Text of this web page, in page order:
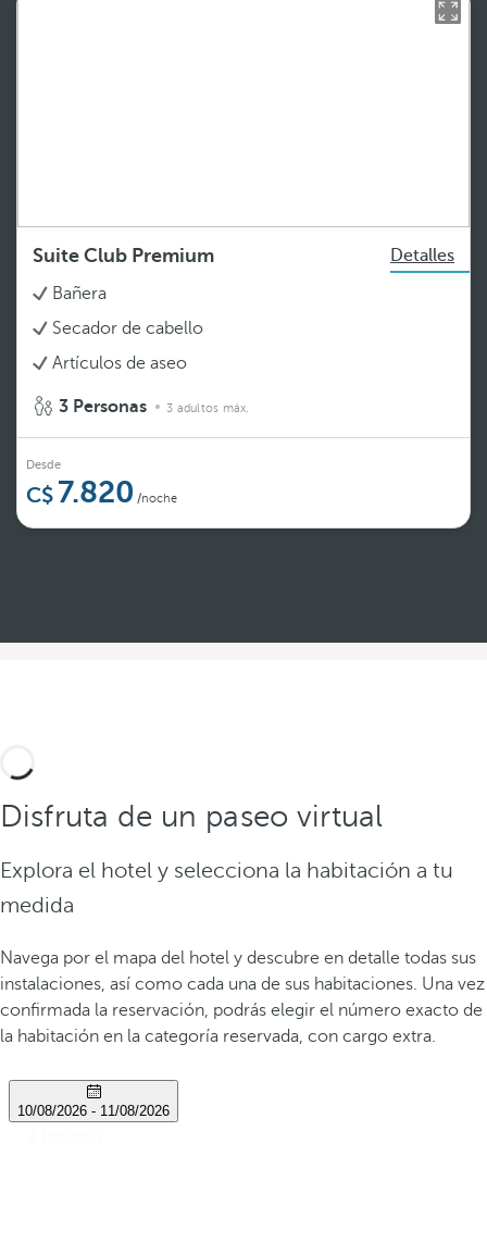
Suite Club Premium
Detalles
Bañera
Secador de cabello
Artículos de aseo
3 Personas 3 adultos máx.
Desde
7.820 /noche
Disfruta de un paseo virtual
Explora el hotel y selecciona la habitación a tu
medida
Navega por el mapa del hotel y descubre en detalle todas sus
instalaciones, así como cada una de sus habitaciones. Una vez
confirmada la reservación, podrás elegir el número exacto de
la habitación en la categoría reservada, con cargo extra.